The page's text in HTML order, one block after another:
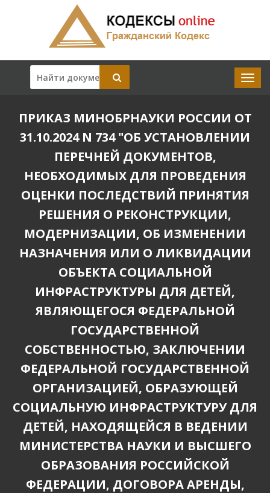
ПРИКАЗ МИНОБРНАУКИ РОССИИ ОТ
31.10.2024 N 734 "ОБ УСТАНОВЛЕНИИ
ПЕРЕЧНЕЙ ДОКУМЕНТОВ,
НЕОБХОДИМЫХ ДЛЯ ПРОВЕДЕНИЯ
ОЦЕНКИ ПОСЛЕДСТВИЙ ПРИНЯТИЯ
РЕШЕНИЯ О РЕКОНСТРУКЦИИ,
МОДЕРНИЗАЦИИ, ОБ ИЗМЕНЕНИИ
НАЗНАЧЕНИЯ ИЛИ О ЛИКВИДАЦИИ
ОБЪЕКТА СОЦИАЛЬНОЙ
ИНФРАСТРУКТУРЫ ДЛЯ ДЕТЕЙ,
ЯВЛЯЮЩЕГОСЯ ФЕДЕРАЛЬНОЙ
ГОСУДАРСТВЕННОЙ
СОБСТВЕННОСТЬЮ, ЗАКЛЮЧЕНИИ
ФЕДЕРАЛЬНОЙ ГОСУДАРСТВЕННОЙ
ОРГАНИЗАЦИЕЙ, ОБРАЗУЮЩЕЙ
СОЦИАЛЬНУЮ ИНФРАСТРУКТУРУ ДЛЯ
ДЕТЕЙ, НАХОДЯЩЕЙСЯ В ВЕДЕНИИ
МИНИСТЕРСТВА НАУКИ И ВЫСШЕГО
ОБРАЗОВАНИЯ РОССИЙСКОЙ
ФЕДЕРАЦИИ, ДОГОВОРА АРЕНДЫ,